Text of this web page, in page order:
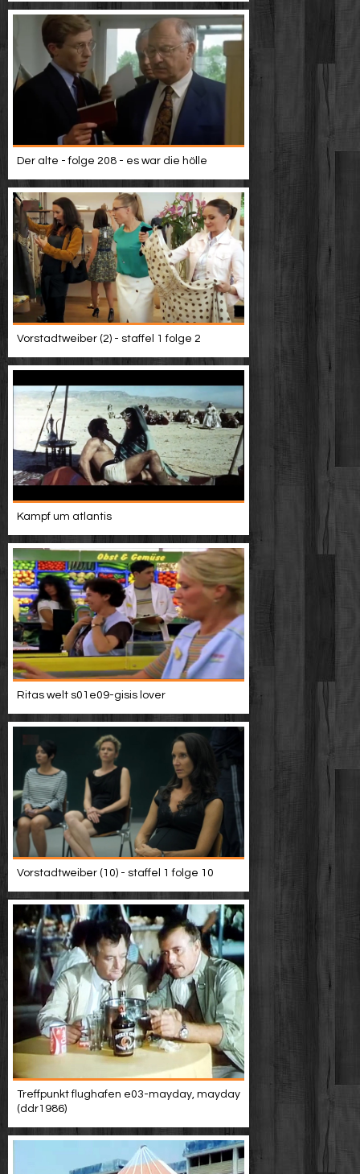
Der alte - folge 208 - es war die hölle
Vorstadtweiber (2) - staffel 1 folge 2
Kampf um atlantis
Ritas welt s01e09-gisis lover
Vorstadtweiber (10) - staffel 1 folge 10
Treffpunkt flughafen e03-mayday, mayday
(ddr1986)